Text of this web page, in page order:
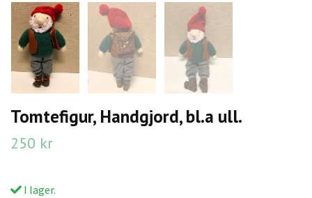
Tomtefigur, Handgjord, bl.a ull.
250 kr
I lager.